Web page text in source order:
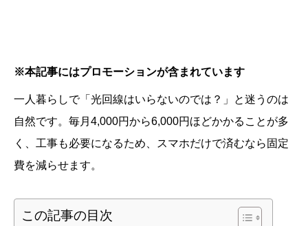
※本記事にはプロモーションが含まれています
一人暮らしで「光回線はいらないのでは？」と迷うのは
自然です。毎月4,000円から6,000円ほどかかることが多
く、工事も必要になるため、スマホだけで済むなら固定
費を減らせます。
この記事の目次